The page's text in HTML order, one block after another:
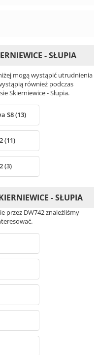
- SŁUPIA
mogą wystąpić utrudnienia
również podczas
Skierniewice - Słupia.
S8 (13)
(11)
(3)
- SŁUPIA
przez DW742 znaleźliśmy